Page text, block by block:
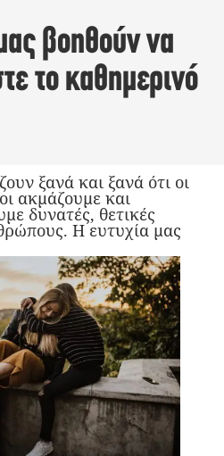
βοηθούν να
το καθημερινό
ξανά και ξανά ότι οι
ακμάζουμε και
δυνατές, θετικές
Η ευτυχία μας